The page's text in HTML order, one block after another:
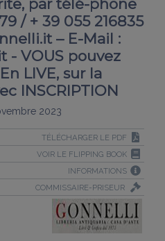
par télé-phone
/ + 39 055 216835
– E-Mail :
- VOUS pouvez
LIVE, sur la
INSCRIPTION
2023
TÉLÉCHARGER LE PDF
VOIR LE FLIPPING BOOK
INFORMATIONS
COMMISSAIRE-PRISEUR